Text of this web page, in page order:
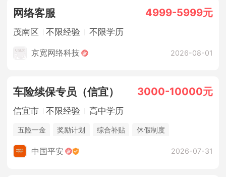
网络客服 4999-5999元
茂南区 不限经验 不限学历
京宽网络科技 2026-08-01
车险续保专员（信宜） 3000-10000元
信宜市 不限经验 高中学历
五险一金 奖励计划 综合补贴
休假制度
法定节假日
中国平安 2026-07-31